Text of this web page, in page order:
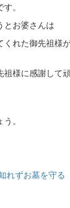
。
とお婆さんは
くれた御先祖様
様に感謝して
。
れずお墓を守